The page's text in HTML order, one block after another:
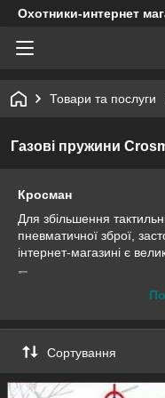
Охотники-интернет
Товари та послуги
Газові пружини
Кросман
Для збільшення
пневматичної зброї,
інтернет-магазині є
Газова пружина
пострілі з гвинтівки
неприємних факторів.
пружиною Кросмен
1. Підходить для
Сортування